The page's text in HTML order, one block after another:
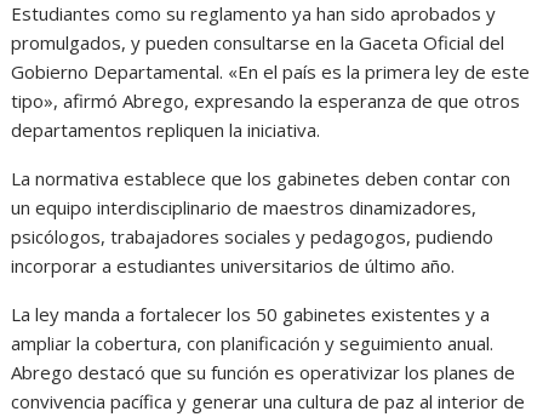
Estudiantes como su reglamento ya han sido aprobados y
promulgados, y pueden consultarse en la Gaceta Oficial del
Gobierno Departamental. «En el país es la primera ley de este
tipo», afirmó Abrego, expresando la esperanza de que otros
departamentos repliquen la iniciativa.
La normativa establece que los gabinetes deben contar con
un equipo interdisciplinario de maestros dinamizadores,
psicólogos, trabajadores sociales y pedagogos, pudiendo
incorporar a estudiantes universitarios de último año.
La ley manda a fortalecer los 50 gabinetes existentes y a
ampliar la cobertura, con planificación y seguimiento anual.
Abrego destacó que su función es operativizar los planes de
convivencia pacífica y generar una cultura de paz al interior de